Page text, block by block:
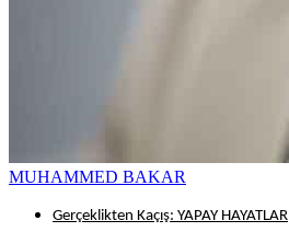
MUHAMMED BAKAR
Gerçeklikten Kaçış: YAPAY HAYATLAR